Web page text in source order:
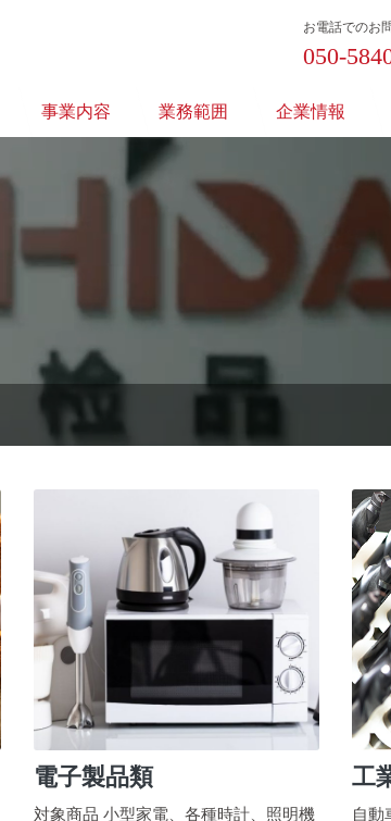
お電話でのお
050-
事業内容 業務範囲 企業情報
電子製品類
対象商品 小型家電、各種時計、照明機
工
自動